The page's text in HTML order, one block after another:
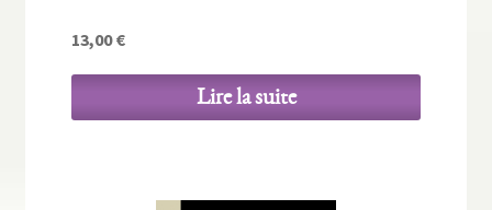
13,00€
Lire la suite